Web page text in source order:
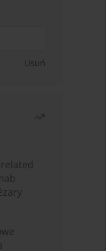
Usuń